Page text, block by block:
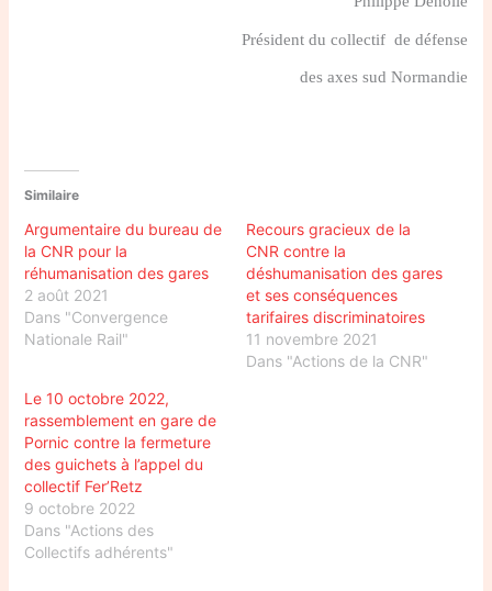
Président du collectif de défense
des axes sud Normandie
Similaire
Argumentaire du bureau de
la CNR pour la
réhumanisation des gares
2 août 2021
Dans "Convergence
Nationale Rail"
Recours gracieux de la
CNR contre la
déshumanisation des gares
et ses conséquences
tarifaires discriminatoires
11 novembre 2021
Dans "Actions de la CNR"
Le 10 octobre 2022,
rassemblement en gare de
Pornic contre la fermeture
des guichets à l’appel du
collectif Fer’Retz
9 octobre 2022
Dans "Actions des
Collectifs adhérents"